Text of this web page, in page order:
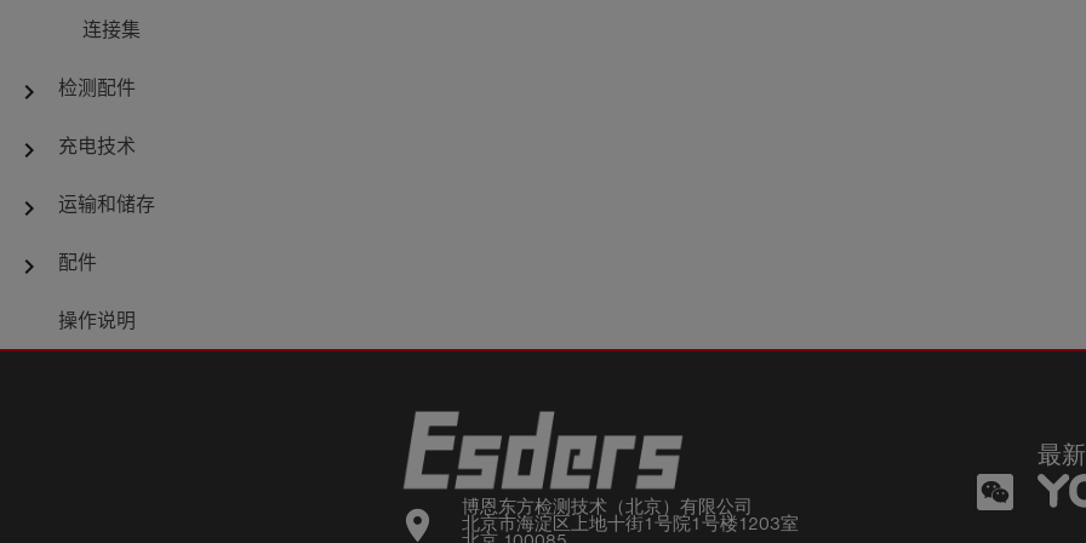
连接集
chevron_right 检测配件
chevron_right 充电技术
chevron_right 运输和储存
chevron_right 配件
操作说明
location_on
博恩东方检测技术（北京）有限公司
北京市海淀区上地十街1号院1号楼1203室
最